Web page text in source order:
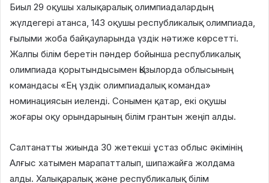
Биыл 29 оқушы халықаралық олимпиадалардың
жүлдегері атанса, 143 оқушы республикалық олимпиада,
ғылыми жоба байқауларында үздік нәтиже көрсетті.
Жалпы білім беретін пәндер бойынша республикалық
олимпиада қорытындысымен Қызылорда облысының
командасы «Ең үздік олимпиадалық команда»
номинациясын иеленді. Сонымен қатар, екі оқушы
жоғары оқу орындарының білім грантын жеңіп алды.
Салтанатты жиында 30 жетекші ұстаз облыс әкімінің
Алғыс хатымен марапатталып, шипажайға жолдама
алды. Халықаралық және республикалық білім